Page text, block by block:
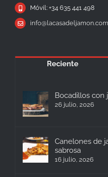
Móvil: +34 635 441 498
info@lacasadeljamon.com
Reciente
Bocadillos con
26 julio, 2026
Canelones de
sabrosa
16 julio, 2026